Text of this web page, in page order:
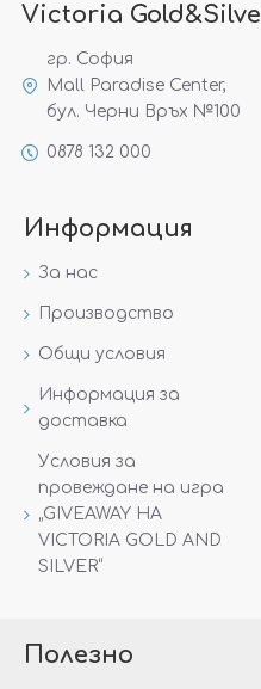
Victoria
гр. София
Mall Paradise Center,
бул. Черни Връх №100
0878 132 000
Информация
За нас
Производство
Общи условия
Информация за
доставка
Условия за
провеждане на игра
„GIVEAWAY НА
VICTORIA GOLD AND
SILVER“
Полезно